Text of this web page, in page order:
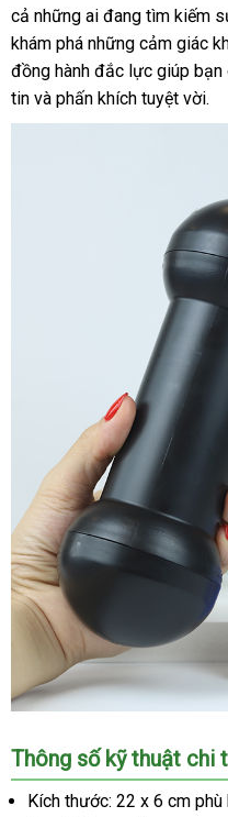
cả những ai đang tìm kiếm
khám phá những cảm giác
đồng hành đắc lực giúp
tin và phấn khích tuyệt vời.
Lovetoy
Double
Side
Thông số kỹ thuật chi
Kích thước: 22 x 6 cm